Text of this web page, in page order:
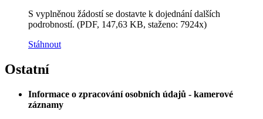
S vyplněnou žádostí se dostavte k dojednání dalších
podrobností. (PDF, 147,63 KB, staženo: 7924x)
Stáhnout
Ostatní
Informace o zpracování osobních údajů - kamerové
záznamy